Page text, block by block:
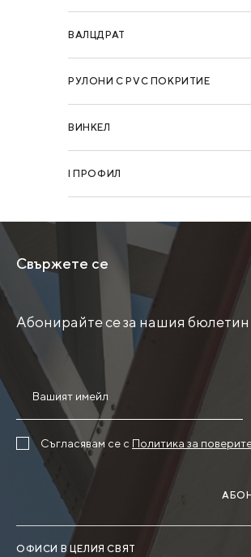
ВАЛЦДРАТ
РУЛОНИ С PVC ПОКРИТИЕ
ВИНКЕЛ
I ПРОФИЛ
Свържете се
Абонирайте се за нашия бюлетин
ОФИСИ В ЦЕЛИЯ СВЯТ
Съгласявам се с Политика за